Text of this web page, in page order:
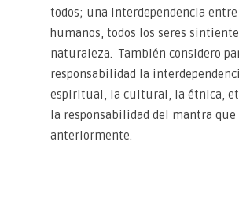
todos; una interdependencia entre
humanos, todos los seres
naturaleza. También considero
responsabilidad la
espiritual, la cultural, la étnica,
la responsabilidad del mantra
anteriormente.